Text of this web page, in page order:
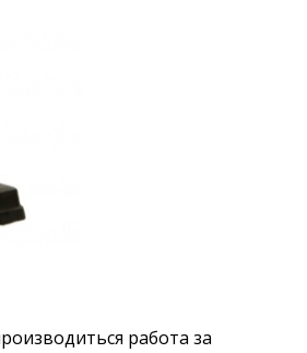
работа за